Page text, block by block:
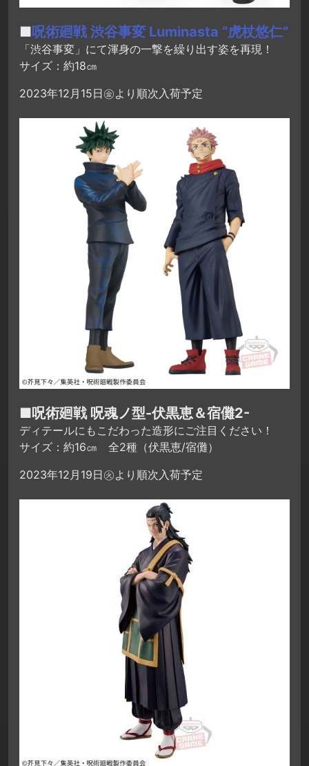
■呪術廻戦 渋谷事変 Luminasta “虎杖悠仁”
「渋谷事変」にて渾身の一撃を繰り出す姿を再現！
サイズ：約18㎝
2023年12月15日㊎より順次入荷予定
■呪術廻戦 呪魂ノ型-伏黒恵＆宿儺2-
ディテールにもこだわった造形にご注目ください！
サイズ：約16㎝ 全2種（伏黒恵/宿儺）
2023年12月19日㊋より順次入荷予定